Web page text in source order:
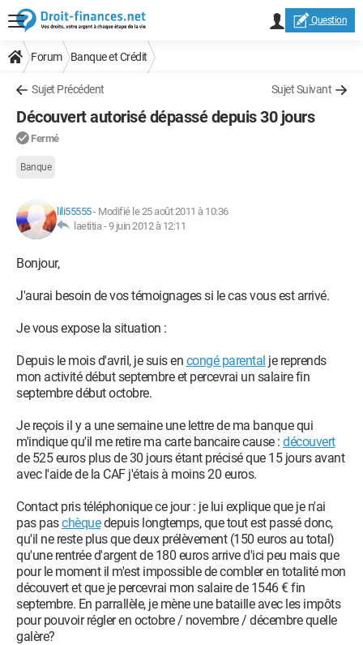
Question
Forum Banque et Crédit
Sujet Précédent Sujet Suivant
Découvert autorisé dépassé depuis 30 jours
Fermé
Banque
lili55555- Modifié le 25 août 2011 à 10:36
laetitia -9 juin 2012 à 12:11
Bonjour,
J'aurai besoin de vos témoignages si le cas vous est arrivé.
Je vous expose la situation :
Depuis le mois d'avril, je suis en congé parental je reprends
mon activité début septembre et percevrai un salaire fin
septembre début octobre.
Je reçois il y a une semaine une lettre de ma banque qui
m'indique qu'il me retire ma carte bancaire cause : découvert
de 525 euros plus de 30 jours étant précisé que 15 jours avant
avec l'aide de la CAF j'étais à moins 20 euros.
Contact pris téléphonique ce jour : je lui explique que je n'ai
pas paschèquedepuis longtemps, que tout est passé donc,
qu'il ne reste plus que deux prélèvement (150 euros au total)
qu'une rentrée d'argent de 180 euros arrive d'ici peu mais que
pour le moment il m'est impossible de combler en totalité mon
découvert et que je percevrai mon salaire de 1546 € fin
septembre. En parrallèle, je mène une bataille avec les impôts
pour pouvoir régler en octobre / novembre / décembre quelle
galère?